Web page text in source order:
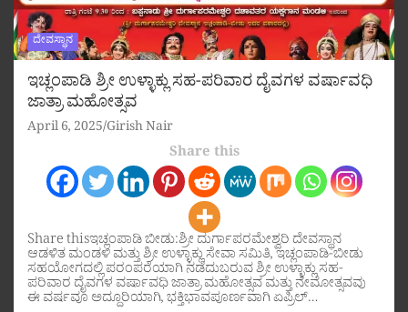
ದೇವಸ್ಥಾನ
ಇಚ್ಲಂಪಾಡಿ ಶ್ರೀ ಉಳ್ಳಾಕ್ಲು ಸಹ-ಪರಿವಾರ ದೈವಗಳ ವರ್ಷಾವಧಿ
ಜಾತ್ರಾ ಮಹೋತ್ಸವ
April 6, 2025 Girish Nair
Share this
Share thisಇಚ್ಲಂಪಾಡಿ ಬೀಡು:ಶ್ರೀ ದುರ್ಗಾಪರಮೇಶ್ವರಿ ದೇವಸ್ಥಾನ
ಆಡಳಿತ ಮಂಡಳಿ ಮತ್ತು ಶ್ರೀ ಉಳ್ಳಾಕ್ಲು ಸೇವಾ ಸಮಿತಿ, ಇಚ್ಲಂಪಾಡಿ-ಬೀಡು
ಸಹಯೋಗದಲ್ಲಿ ಪರಂಪರೆಯಾಗಿ ನಡೆದುಬರುವ ಶ್ರೀ ಉಳ್ಳಾಕ್ಲು ಸಹ-
ಪರಿವಾರ ದೈವಗಳ ವರ್ಷಾವಧಿ ಜಾತ್ರಾ ಮಹೋತ್ಸವ ಮತ್ತು ನೇಮೋತ್ಸವವು
ಈ ವರ್ಷವೂ ಅದ್ದೂರಿಯಾಗಿ, ಭಕ್ತಿಭಾವಪೂರ್ಣವಾಗಿ ಏಪ್ರಿಲ್…